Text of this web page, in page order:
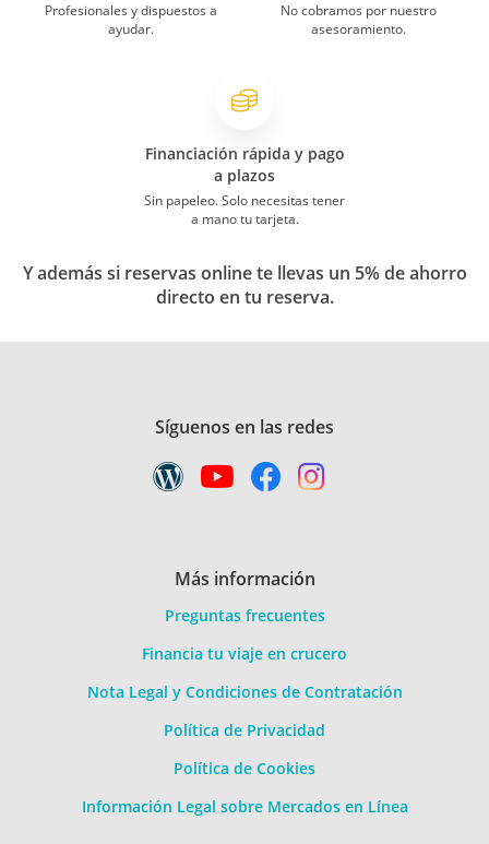
Profesionales y dispuestos a
ayudar.
No cobramos por nuestro
asesoramiento.
Financiación rápida y pago
a plazos
Sin papeleo. Solo necesitas tener
a mano tu tarjeta.
Y además si reservas online te llevas un 5% de ahorro
directo en tu reserva.
Síguenos en las redes
Más información
Preguntas frecuentes
Financia tu viaje en crucero
Nota Legal y Condiciones de Contratación
Política de Privacidad
Política de Cookies
Información Legal sobre Mercados en Línea